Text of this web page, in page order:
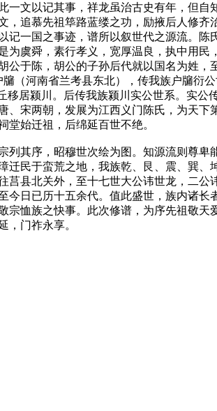
一文以记其事，祥龙虽治古史有年，但
，追慕先祖筚路蓝缕之功，励掖后人修齐
记一国之事迹，谱所以叙世代之源流。
为虞舜，素行孝义，宽厚温良，执中用
公于陈，胡公的子孙后代就以国名为姓
（河南省兰考县东北），传我族户牖衍
居颍川。后传我族颍川实公世系。实
、宋两朝，发展为江西义门陈氏，为天
堂始迁祖，后绵延百世不绝。
列其序，昭穆世次绘为图。知源流则尊
迁民于蛮荒之地，我族乾、艮、震、巽
莒县北关外，至十七世大公讳世龙，二
今日已历十五余代。值此盛世，族内诸
宗恤族之快事。此次修谱，为序先祖敬
，门祚永享。